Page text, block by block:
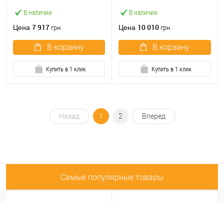
В наличии
Цена 7 917 грн.
В корзину
Купить в 1 клик
В наличии
Цена 10 010 грн.
В корзину
Купить в 1 клик
Назад 1 2 Вперед
Самые популярные товары